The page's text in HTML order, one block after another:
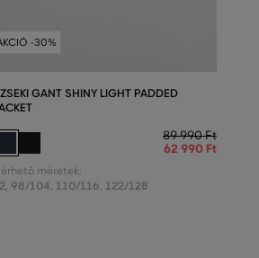
-30%
GANT SHINY LIGHT PADDED
89 990 Ft
62 990 Ft
méretek:
, 98/104, 110/116, 122/128